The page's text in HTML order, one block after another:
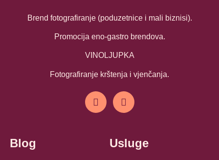
Brend fotografiranje (poduzetnice i mali biznisi).
Promocija eno-gastro brendova.
VINOLJUPKA
Fotografiranje krštenja i vjenčanja.
Blog Usluge